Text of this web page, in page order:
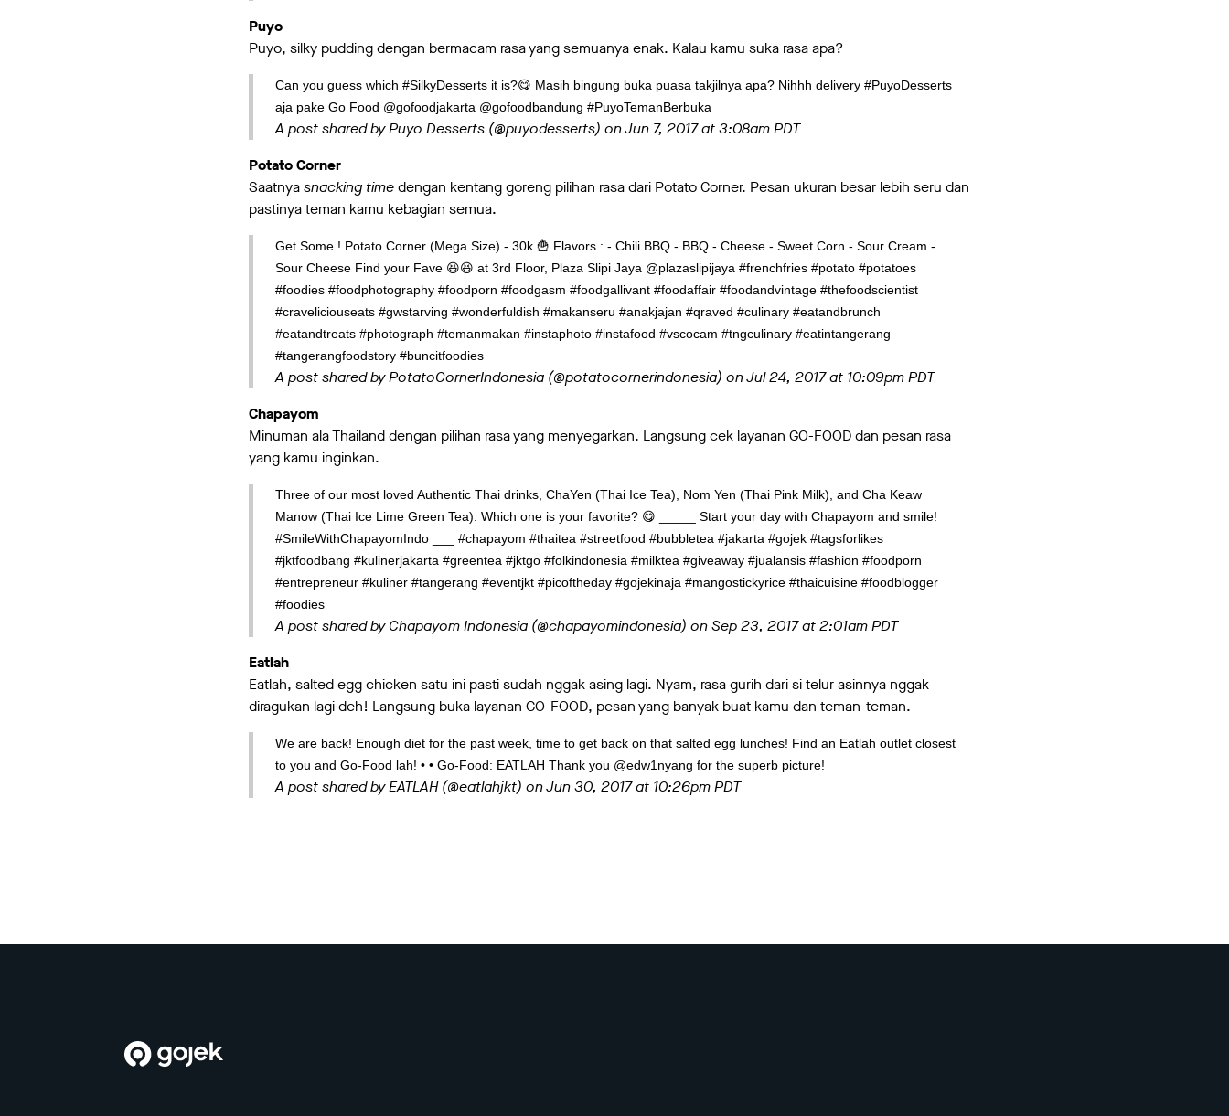
Puyo
Puyo, silky pudding dengan bermacam rasa yang semuanya enak. Kalau kamu suka rasa apa?
Can you guess which #SilkyDesserts it is?😋 Masih bingung buka puasa takjilnya apa? Nihhh delivery #PuyoDesserts
aja pake Go Food @gofoodjakarta @gofoodbandung #PuyoTemanBerbuka
A post shared by Puyo Desserts (@puyodesserts) onJun 7, 2017 at 3:08am PDT
Potato Corner
Saatnyasnacking timedengan kentang goreng pilihan rasa dari Potato Corner. Pesan ukuran besar lebih seru dan
pastinya teman kamu kebagian semua.
Get Some ! Potato Corner (Mega Size) - 30k 🍟 Flavors : - Chili BBQ - BBQ - Cheese - Sweet Corn - Sour Cream -
Sour Cheese Find your Fave 😆😆 at 3rd Floor, Plaza Slipi Jaya @plazaslipijaya #frenchfries #potato #potatoes
#foodies #foodphotography #foodporn #foodgasm #foodgallivant #foodaffair #foodandvintage #thefoodscientist
#craveliciouseats #gwstarving #wonderfuldish #makanseru #anakjajan #qraved #culinary #eatandbrunch
#eatandtreats #photograph #temanmakan #instaphoto #instafood #vscocam #tngculinary #eatintangerang
#tangerangfoodstory #buncitfoodies
A post shared by PotatoCornerIndonesia (@potatocornerindonesia) onJul 24, 2017 at 10:09pm PDT
Chapayom
Minuman ala Thailand dengan pilihan rasa yang menyegarkan. Langsung cek layanan GO-FOOD dan pesan rasa
yang kamu inginkan.
Three of our most loved Authentic Thai drinks, ChaYen (Thai Ice Tea), Nom Yen (Thai Pink Milk), and Cha Keaw
Manow (Thai Ice Lime Green Tea). Which one is your favorite? 😋 _____ Start your day with Chapayom and smile!
#SmileWithChapayomIndo ___ #chapayom #thaitea #streetfood #bubbletea #jakarta #gojek #tagsforlikes
#jktfoodbang #kulinerjakarta #greentea #jktgo #folkindonesia #milktea #giveaway #jualansis #fashion #foodporn
#entrepreneur #kuliner #tangerang #eventjkt #picoftheday #gojekinaja #mangostickyrice #thaicuisine #foodblogger
#foodies
A post shared by Chapayom Indonesia (@chapayomindonesia) onSep 23, 2017 at 2:01am PDT
Eatlah
Eatlah, salted egg chicken satu ini pasti sudah nggak asing lagi. Nyam, rasa gurih dari si telur asinnya nggak
diragukan lagi deh! Langsung buka layanan GO-FOOD, pesan yang banyak buat kamu dan teman-teman.
We are back! Enough diet for the past week, time to get back on that salted egg lunches! Find an Eatlah outlet closest
to you and Go-Food lah! • • Go-Food: EATLAH Thank you @edw1nyang for the superb picture!
A post shared by EATLAH (@eatlahjkt) onJun 30, 2017 at 10:26pm PDT